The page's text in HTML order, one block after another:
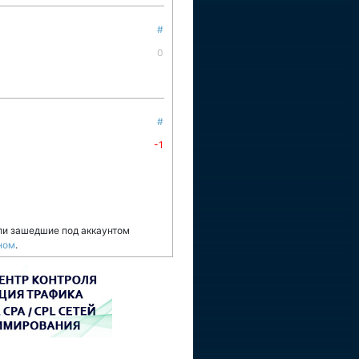
#
0
#
-1
зашедшие под аккаунтом
.